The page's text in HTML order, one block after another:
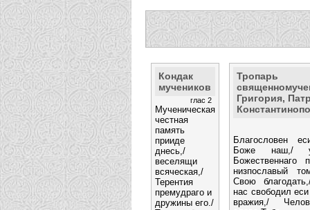
Кондак
мучеников
глас 2
Мученическая
честная
память
прииде
днесь,/
веселящи
всяческая,/
Терентия
премудраго и
дружины его./
Тропарь
Григория,
Благословен
Боже наш,/
Божественнаго
низпославый
Свою
нас свободил
вражия,/